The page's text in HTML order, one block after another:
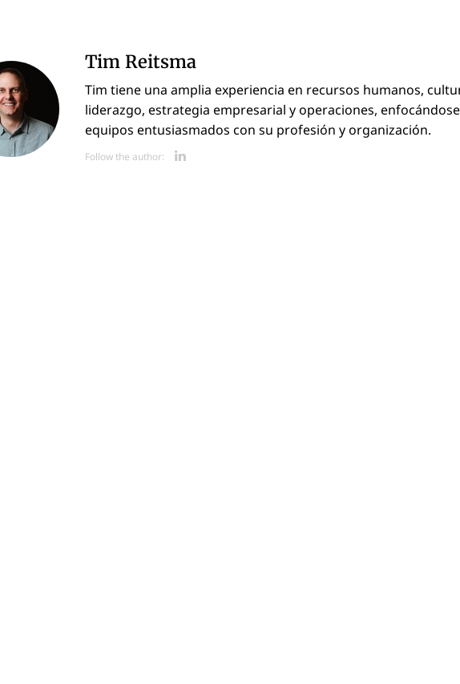
Tim Reitsma
Tim tiene una amplia experiencia en recursos humanos,
liderazgo, estrategia empresarial y operaciones,
equipos entusiasmados con su profesión y organización.
Follow the author: